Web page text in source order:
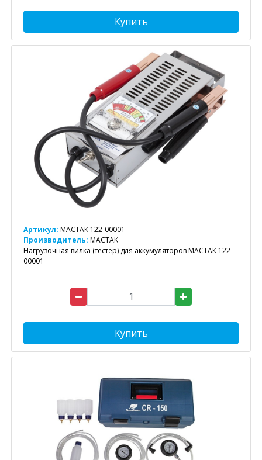
Купить
Артикул: МАСТАК 122-00001
Производитель: MACTAK
Нагрузочная вилка (тестер) для аккумуляторов МАСТАК 122-
00001
Купить